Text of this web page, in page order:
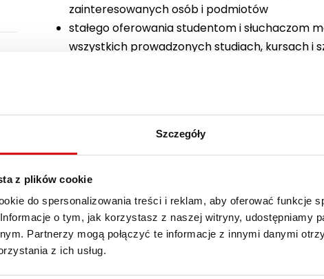
Szczegóły
z plików cookie
do spersonalizowania treści i reklam, aby oferować funkcje
o tym, jak korzystasz z naszej witryny, udostępniamy
Partnerzy mogą połączyć te informacje z innymi danymi
z ich usług.
zainteresowanych osób i podmiotów
stałego oferowania studentom i słuchaczom
wszystkich prowadzonych studiach, kursach i
zapewnienia wysokiej jakości obsługi i
Lublinie, a w szczególności kandydatów na
stałego podnoszenia kwalifikacji kadr
Lublinie w celu lepszej realizacji przyjętej
ciągłego podnoszenia świadomości wśród
Lublinie w zakresie kultury jakości i roli, jaką
Pliki do pobrania:
Polityka jakości WSPA